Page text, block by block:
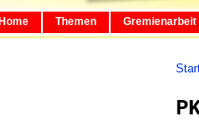
Home Themen Gremienarbeit